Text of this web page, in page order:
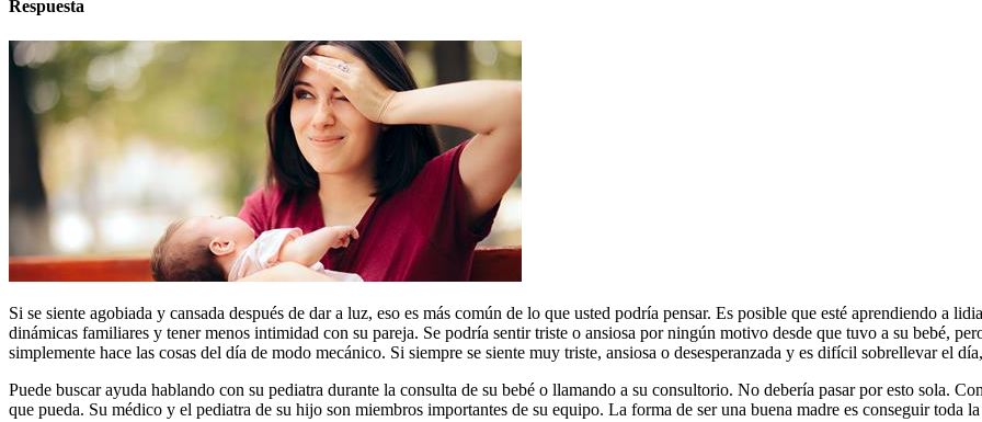
Respuesta
Si se siente agobiada y cansada después de dar a luz, eso es más común de lo que usted podría pensar. Es posible que esté aprendiendo a
dinámicas familiares y tener menos intimidad con su pareja. Se podría sentir triste o ansiosa por ningún motivo desde que tuvo a su bebé,
simplemente hace las cosas del día de modo mecánico. Si siempre se siente muy triste, ansiosa o desesperanzada y es difícil sobrellevar el
Puede buscar ayuda hablando con su pediatra durante la consulta de su bebé o llamando a su consultorio. No debería pasar por esto sola.
que pueda. Su médico y el pediatra de su hijo son miembros importantes de su equipo. La forma de ser una buena madre es conseguir toda